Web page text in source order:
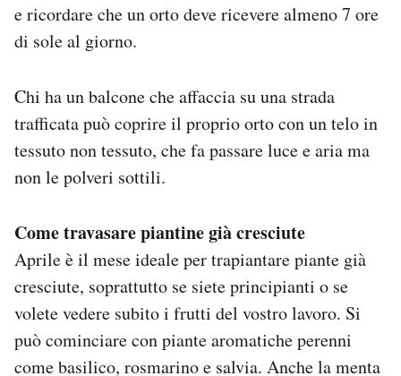
e ricordare che un orto deve ricevere almeno 7 ore
di sole al giorno.
Chi ha un balcone che affaccia su una strada
trafficata può coprire il proprio orto con un telo in
tessuto non tessuto, che fa passare luce e aria ma
non le polveri sottili.
Come travasare piantine già cresciute
Aprile è il mese ideale per trapiantare piante già
cresciute, soprattutto se siete principianti o se
volete vedere subito i frutti del vostro lavoro. Si
può cominciare con piante aromatiche perenni
come basilico, rosmarino e salvia. Anche la menta